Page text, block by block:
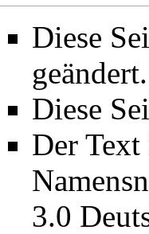
Diese
geändert.
Diese
Der
3.0